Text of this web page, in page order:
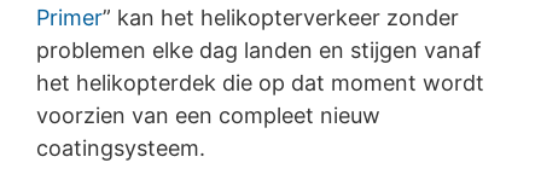
Primer” kan het helikopterverkeer zonder
problemen elke dag landen en stijgen vanaf
het helikopterdek die op dat moment wordt
voorzien van een compleet nieuw
coatingsysteem.
de herroeping onverminderd van kracht.
Recht van bezwaar bij de verantwoordelijke
toezichthouder
Bij wettelijke overtredingen van de Verordening
betreffende gegevensbescherming heeft de